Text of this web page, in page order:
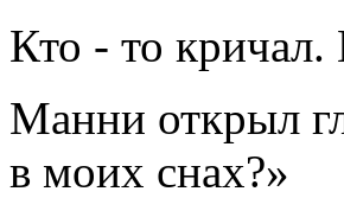
Кто - то кричал.
Манни открыл
в моих снах?»